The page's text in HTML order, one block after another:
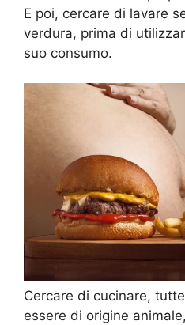
E poi, cercare di lavare
verdura, prima di
suo consumo.
Cercare di cucinare,
essere di origine